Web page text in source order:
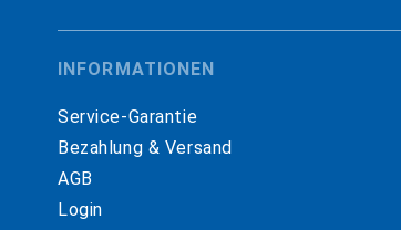
INFORMATIONEN
Service-Garantie
Bezahlung & Versand
AGB
Login